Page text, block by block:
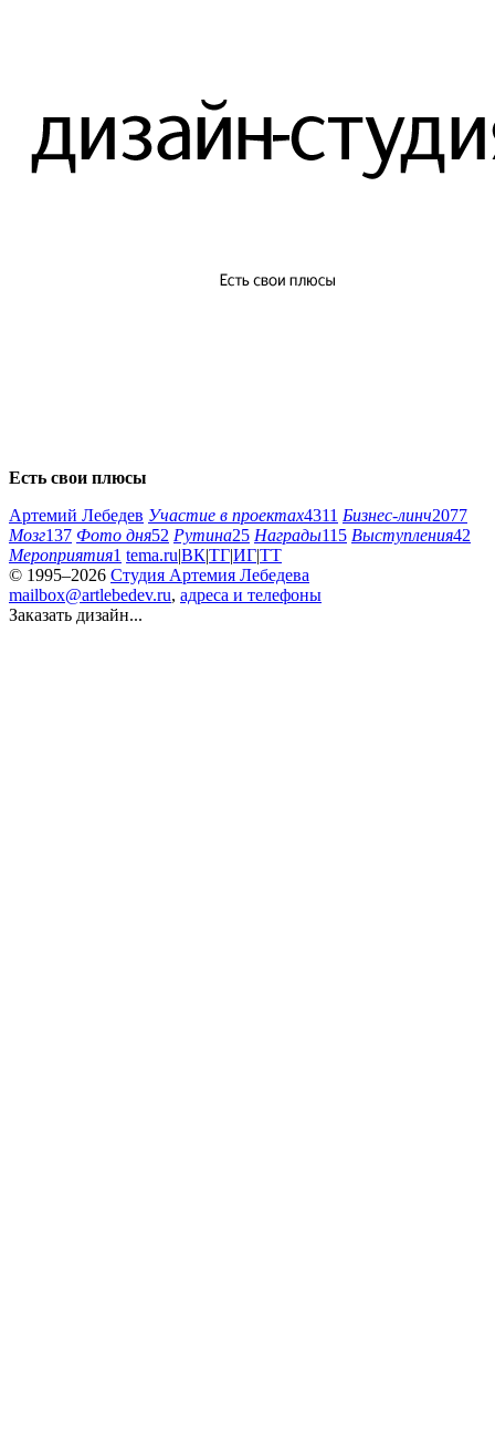
Есть свои плюсы
Артемий Лебедев Участие в проектах4311 Бизнес-линч2077
Мозг137 Фото дня52 Рутина25 Награды115 Выступления42
Мероприятия1 tema.ru|ВК|ТГ|ИГ|ТТ
© 1995–2026 Студия Артемия Лебедева
mailbox@artlebedev.ru, адреса и телефоны
Заказать дизайн...